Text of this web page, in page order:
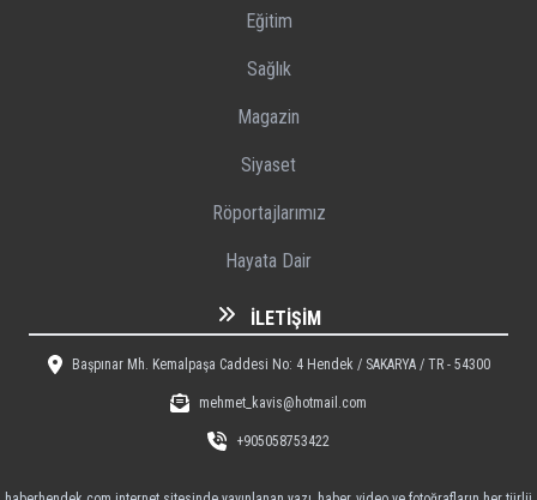
Eğitim
Sağlık
Magazin
Siyaset
Röportajlarımız
Hayata Dair
İLETIŞIM
Başpınar Mh. Kemalpaşa Caddesi No: 4 Hendek / SAKARYA / TR - 54300
mehmet_kavis@hotmail.com
+905058753422